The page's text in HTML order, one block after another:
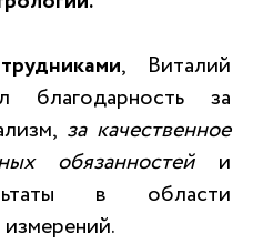
, Виталий
благодарность за
за качественное
обязанностейи
в области